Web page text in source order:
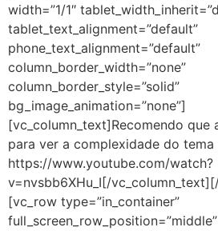
width=”1/1″
tablet_text_alignment=”default”
phone_text_alignment=”default”
column_border_width=”none”
column_border_style=”solid”
bg_image_animation=”none”]
[vc_column_text]Recomendo que
para ver a complexidade do tema
https://www.youtube.com/watch?
v=nvsbb6XHu_I[/
[vc_row type=”in_container”
full_screen_row_position=”middle”